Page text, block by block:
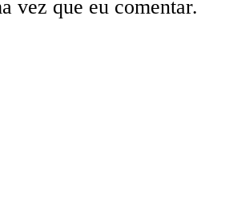
vez que eu comentar.